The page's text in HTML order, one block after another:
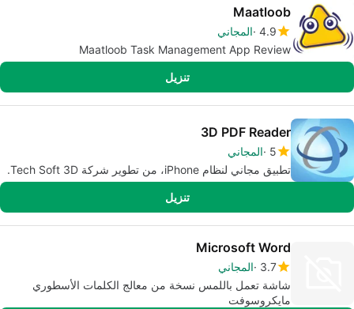
Maatloob
4.9 المجاني
Maatloob Task Management App Review
تنزيل
3D PDF Reader
5 المجاني
تطبيق مجاني لنظام iPhone، من تطوير شركة Tech Soft 3D.
تنزيل
Microsoft Word
3.7 المجاني
شاشة تعمل باللمس نسخة من معالج الكلمات الأسطوري
مايكروسوفت